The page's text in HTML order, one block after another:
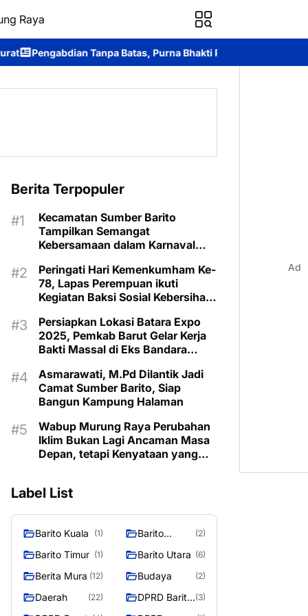
Raya
Batas, Purna Bhakti Personel SPN Polda Kalteng.
Berita Terpopuler
Kecamatan Sumber Barito
Tampilkan Semangat
Kebersamaan dalam Karnaval
Peringati Hari Kemenkumham Ke-
78, Lapas Perempuan ikuti
Kegiatan Baksi Sosial Kebersihan
Persiapkan Lokasi Batara Expo
2025, Pemkab Barut Gelar Kerja
Bakti Massal di Eks Bandara
Asmarawati, M.Pd Dilantik Jadi
Camat Sumber Barito, Siap
Bangun Kampung Halaman
Wabup Murung Raya Perubahan
Iklim Bukan Lagi Ancaman Masa
Depan, tetapi Kenyataan yang
Label List
Barito Kuala (1)
Barito
(2)
Barito Timur (1) Barito Utara (6)
Berita Mura (12) Budaya (2)
Daerah (22)
DPRD Barito (3)
Ad